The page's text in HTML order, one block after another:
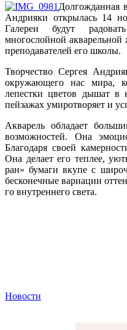
Долгожданная
Андрияки открылась 14
Галереи будут
многослойной
преподавателей его школы.
Творчество Сергея
окружающего нас мира,
лепестки цветов дышат
пейзажах умиротворяет и
Акварель обладает
воз­можнос­тей. Она
Бла­года­ря сво­ей
Она де­ла­ет его теп­лее,
ран» бу­маги вку­пе с
бес­ко­неч­ные ва­ри­ации
го внут­ренне­го све­та.
Новости